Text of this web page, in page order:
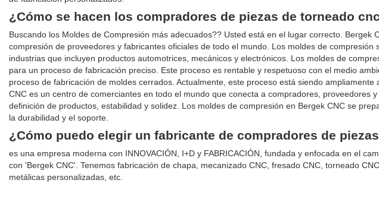
¿Cómo se hacen los compradores de piezas de torneado
Buscando los Moldes de Compresión más adecuados?? Usted está en el lugar correcto. Bergek
compresión de proveedores y fabricantes oficiales de todo el mundo. Los moldes de
industrias que incluyen productos automotrices, mecánicos y electrónicos. Los moldes de
para un proceso de fabricación preciso. Este proceso es rentable y respetuoso con el medio
proceso de fabricación de moldes cerrados. Actualmente, este proceso está siendo
CNC es un centro de comerciantes en todo el mundo que conecta a compradores, proveedores
definición de productos, estabilidad y solidez. Los moldes de compresión en Bergek CNC se
la durabilidad y el soporte.
¿Cómo puedo elegir un fabricante de compradores de
es una empresa moderna con INNOVACIÓN, I+D y FABRICACIÓN, fundada y enfocada en el
con 'Bergek CNC'. Tenemos fabricación de chapa, mecanizado CNC, fresado CNC, torneado
metálicas personalizadas, etc.